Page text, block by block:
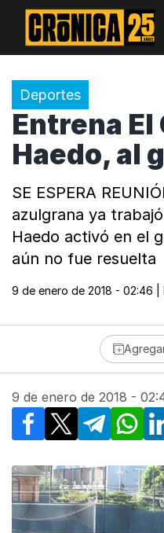
Deportes
Entrena El
Haedo, al
SE ESPERA
azulgrana ya
Haedo activó en el
aún no fue resuelta
9 de enero de 2018 - 02:46
9 de enero de 2018 -
Facebook
X Telegram